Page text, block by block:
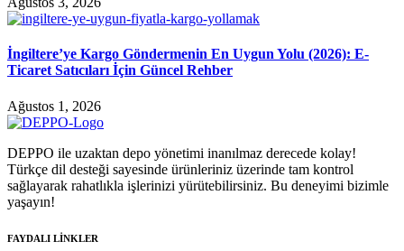
İngiltere’ye Kargo Göndermenin En Uygun Yolu (2026): E-
Ticaret Satıcıları İçin Güncel Rehber
Ağustos 1, 2026
DEPPO ile uzaktan depo yönetimi inanılmaz derecede kolay!
Türkçe dil desteği sayesinde ürünleriniz üzerinde tam kontrol
sağlayarak rahatlıkla işlerinizi yürütebilirsiniz. Bu deneyimi bizimle
yaşayın!
FAYDALI LİNKLER